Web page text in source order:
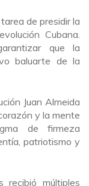
de presidir la
Cubana.
que la
baluarte de la
Juan Almeida
y la mente
de firmeza
patriotismo y
recibió múltiples